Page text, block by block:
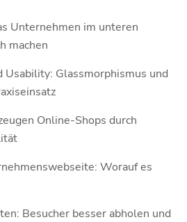
Unternehmen im unteren
machen
Glassmorphismus und
Online-Shops durch
Worauf es
Besucher besser abholen und